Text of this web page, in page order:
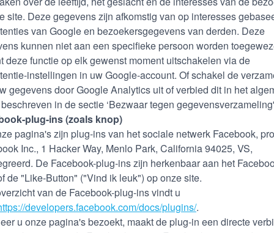
site. Deze gegevens zijn afkomstig van op interesses
van Google en bezoekersgegevens van derden. Deze
kunnen niet aan een specifieke persoon worden
deze functie op elk gewenst moment uitschakelen via de
instellingen in uw Google-account. Of schakel de
gegevens door Google Analytics uit of verbied dit in het
in de sectie ‘Bezwaar tegen
plug-ins (zoals knop)
pagina's zijn plug-ins van het sociale netwerk Facebook,
Inc., 1 Hacker Way, Menlo Park, California 94025, VS,
De Facebook-plug-ins zijn herkenbaar aan het
de "Like-Button" ("Vind ik leuk") op onze site.
van de Facebook-plug-ins vindt u
developers.facebook.com/docs/plugins/.
u onze pagina's bezoekt, maakt de plug-in een directe